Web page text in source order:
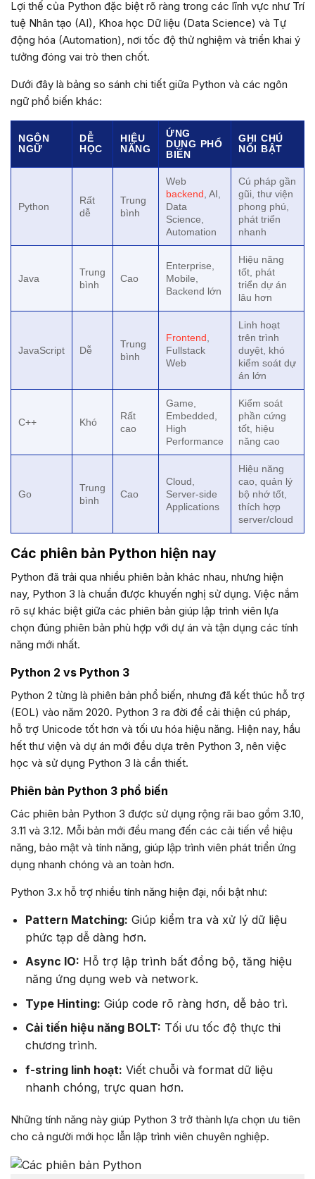
Lợi thế của Python đặc biệt rõ ràng trong các lĩnh vực như Trí
tuệ Nhân tạo (AI), Khoa học Dữ liệu (Data Science) và Tự
động hóa (Automation), nơi tốc độ thử nghiệm và triển khai ý
tưởng đóng vai trò then chốt.
Dưới đây là bảng so sánh chi tiết giữa Python và các ngôn
ngữ phổ biến khác:
NGÔN
NGỮ
DỄ
HỌC
HIỆU
NĂNG
ỨNG
DỤNG PHỔ
BIẾN
GHI CHÚ
NỔI BẬT
Python
Rất
dễ
Trung
bình
Web
backend , AI,
Data
Science,
Automation
Cú pháp gần
gũi, thư viện
phong phú,
phát triển
nhanh
Java
Trung
bình
Cao
Enterprise,
Mobile,
Backend lớn
Hiệu năng
tốt, phát
triển dự án
lâu hơn
JavaScript Dễ
Trung
bình
Frontend
Fullstack
Web
Linh hoạt
trên trình
duyệt, khó
kiểm soát dự
án lớn
C++ Khó
Rất
cao
Game,
Embedded,
High
Performance
Kiểm soát
phần cứng
tốt, hiệu
năng cao
Go
Trung
bình
Cao
Cloud,
Server-side
Applications
Hiệu năng
cao, quản lý
bộ nhớ tốt,
thích hợp
server/cloud
Các phiên bản Python hiện nay
Python đã trải qua nhiều phiên bản khác nhau, nhưng hiện
nay, Python 3 là chuẩn được khuyến nghị sử dụng. Việc nắm
rõ sự khác biệt giữa các phiên bản giúp lập trình viên lựa
chọn đúng phiên bản phù hợp với dự án và tận dụng các tính
năng mới nhất.
Python 2 vs Python 3
Python 2 từng là phiên bản phổ biến, nhưng đã kết thúc hỗ trợ
(EOL) vào năm 2020. Python 3 ra đời để cải thiện cú pháp,
hỗ trợ Unicode tốt hơn và tối ưu hóa hiệu năng. Hiện nay, hầu
hết thư viện và dự án mới đều dựa trên Python 3, nên việc
học và sử dụng Python 3 là cần thiết.
Phiên bản Python 3 phổ biến
Các phiên bản Python 3 được sử dụng rộng rãi bao gồm 3.10,
3.11 và 3.12. Mỗi bản mới đều mang đến các cải tiến về hiệu
năng, bảo mật và tính năng, giúp lập trình viên phát triển ứng
dụng nhanh chóng và an toàn hơn.
Python 3.x hỗ trợ nhiều tính năng hiện đại, nổi bật như:
Pattern Matching: Giúp kiểm tra và xử lý dữ liệu
phức tạp dễ dàng hơn.
Async IO: Hỗ trợ lập trình bất đồng bộ, tăng hiệu
năng ứng dụng web và network.
Type Hinting: Giúp code rõ ràng hơn, dễ bảo trì.
Cải tiến hiệu năng BOLT: Tối ưu tốc độ thực thi
chương trình.
f-string linh hoạt: Viết chuỗi và format dữ liệu
nhanh chóng, trực quan hơn.
Những tính năng này giúp Python 3 trở thành lựa chọn ưu tiên
cho cả người mới học lẫn lập trình viên chuyên nghiệp.